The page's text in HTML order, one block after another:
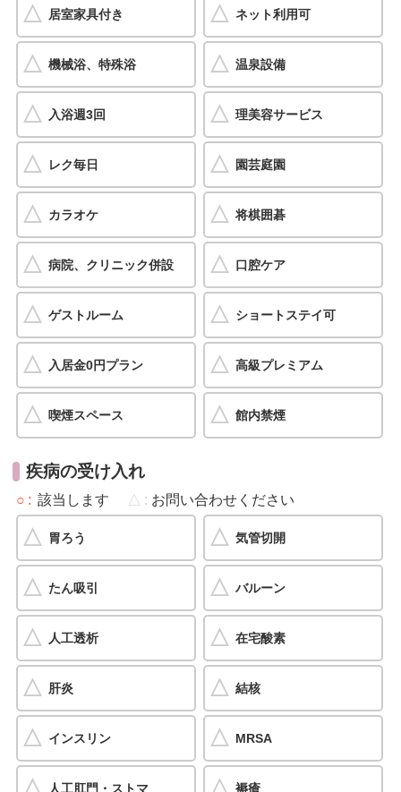
居室家具付き ネット利用可
機械浴、特殊浴 温泉設備
入浴週3回 理美容サービス
レク毎日 園芸庭園
カラオケ 将棋囲碁
病院、クリニック併設 口腔ケア
ゲストルーム ショートステイ可
入居金0円プラン 高級プレミアム
喫煙スペース 館内禁煙
疾病の受け入れ
○ 該当します △ お問い合わせください
胃ろう 気管切開
たん吸引 バルーン
人工透析 在宅酸素
肝炎 結核
インスリン MRSA
人工肛門・ストマ 褥瘡